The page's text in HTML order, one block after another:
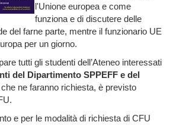
l'Unione europea e come
funziona e di discutere delle
del farne parte, mentre il funzionario UE
per un giorno.
tutti gli studenti dell’Ateneo interessati
del Dipartimento SPPEFF e del
che ne faranno richiesta, è previsto
e per le modalità di richiesta di CFU